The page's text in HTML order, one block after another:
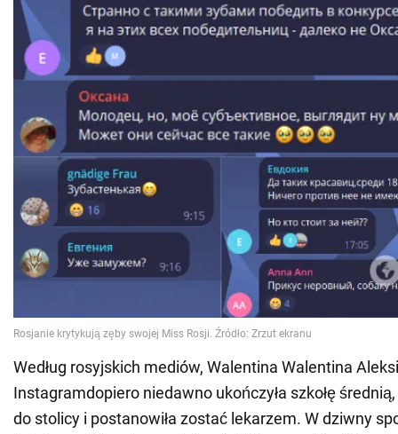
Według rosyjskich mediów, Walentina Walentina
Instagramdopiero niedawno ukończyła szkołę
do stolicy i postanowiła zostać lekarzem. W dziwny